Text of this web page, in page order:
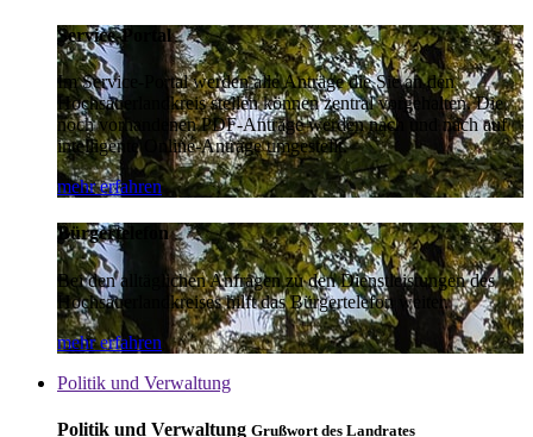
Service-Portal
Im Service-Portal werden alle Anträge die Sie an den
Hochsauerlandkreis stellen können zentral vorgehalten. Die
noch vorhandenen PDF-Anträge werden nach und nach auf
intelligente Online-Anträge umgestellt.
mehr erfahren
Bürgertelefon
Bei den alltäglichen Anfragen zu den Dienstleistungen des
Hochsauerlandkreises hilft das Bürgertelefon weiter.
mehr erfahren
Politik und Verwaltung
Politik und Verwaltung Grußwort des Landrates